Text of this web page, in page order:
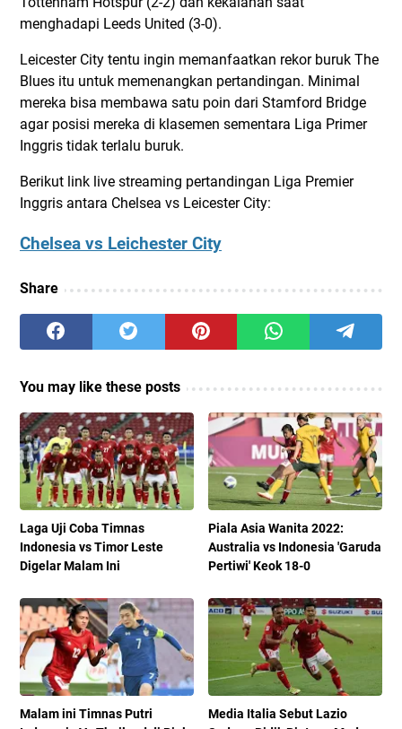
menghadapi Leeds United (3-0).
Leicester City tentu ingin memanfaatkan rekor buruk The
Blues itu untuk memenangkan pertandingan. Minimal
mereka bisa membawa satu poin dari Stamford Bridge
agar posisi mereka di klasemen sementara Liga Primer
Inggris tidak terlalu buruk.
Berikut link live streaming pertandingan Liga Premier
Inggris antara Chelsea vs Leicester City:
Chelsea vs Leichester City
Share
You may like these posts
Laga Uji Coba Timnas
Indonesia vs Timor Leste
Digelar Malam Ini
Piala Asia Wanita 2022:
Australia vs Indonesia 'Garuda
Pertiwi' Keok 18-0
Malam ini Timnas Putri
Media Italia Sebut Lazio